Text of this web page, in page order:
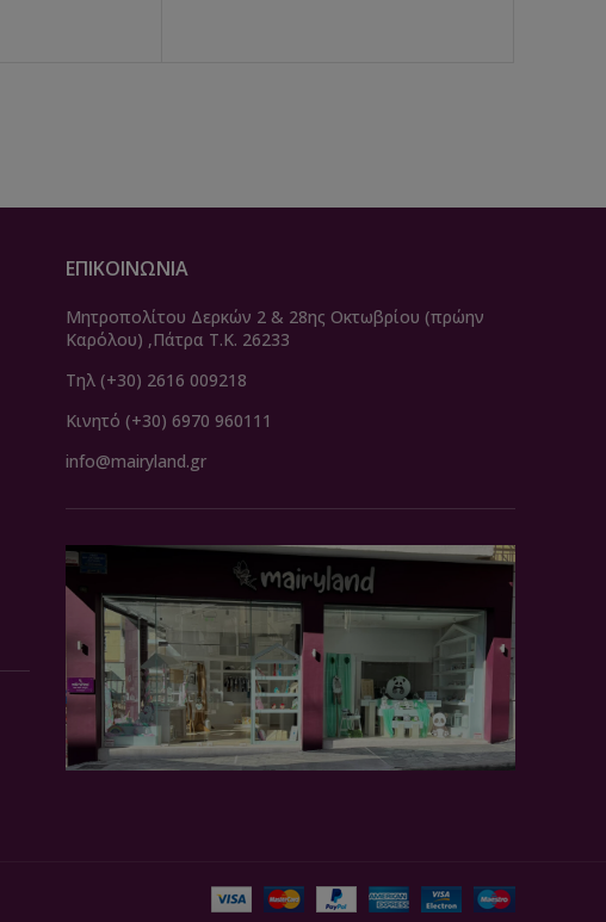
ΕΠΙΚΟΙΝΩΝΙΑ
Μητροπολίτου Δερκών 2 & 28ης Οκτωβρίου (πρώην
Καρόλου) ,Πάτρα Τ.Κ. 26233
Τηλ (+30) 2616 009218
Κινητό (+30) 6970 960111
info@mairyland.gr